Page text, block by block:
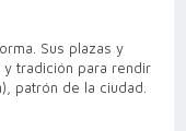
Sus plazas y
tradición para rendir
patrón de la ciudad.